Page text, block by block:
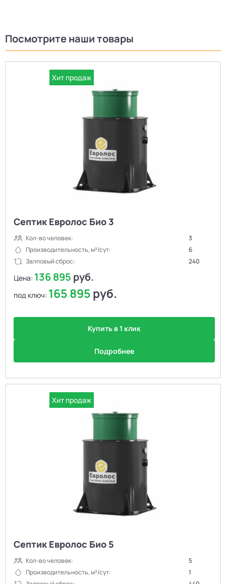
Посмотрите наши товары
Хит продаж
Септик Евролос Био 3
Кол-во человек:
3
Производительность, м³/сут:
6
Залповый сброс:
240
Цена: 136 895 руб.
под ключ: 165 895руб.
Купить в 1 клик
Подробнее
Хит продаж
Септик Евролос Био 5
Кол-во человек:
5
Производительность, м³/сут:
1